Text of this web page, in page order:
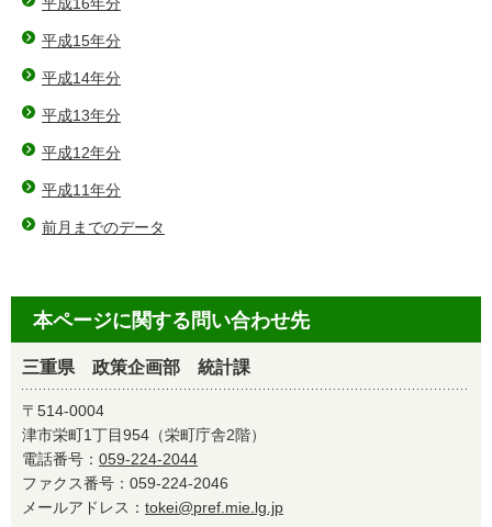
平成15年分
平成14年分
平成13年分
平成12年分
平成11年分
前月までのデータ
本ページに関する問い合わせ先
三重県 政策企画部 統計課
〒514-0004
津市栄町1丁目954（栄町庁舎2階）
電話番号： 059-224-2044
ファクス番号：059-224-2046
メールアドレス： tokei@pref.mie.lg.jp